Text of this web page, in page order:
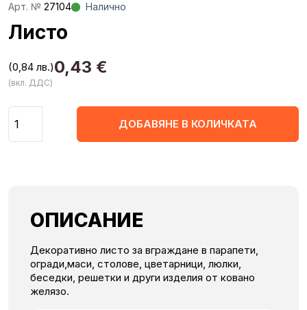
Aрт. № 27104 Налично
Листо
0,43 €
(0,84 лв.)
(вкл. ДДС)
ДОБАВЯНЕ В КОЛИЧКАТА
ОПИСАНИЕ
Декоративно листо за вграждане в парапети,
огради,маси, столове, цветарници, люлки,
беседки, решетки и други изделия от ковано
желязо.